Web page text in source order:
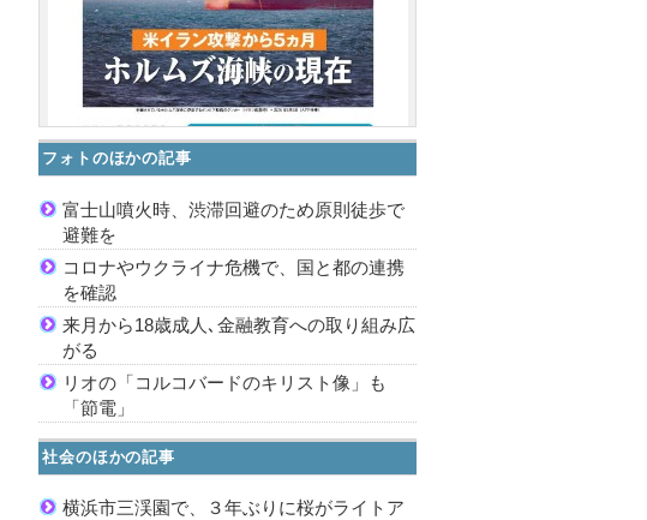
フォトのほかの記事
富士山噴火時、渋滞回避のため原則徒歩で
避難を
コロナやウクライナ危機で、国と都の連携
を確認
来月から18歳成人､金融教育への取り組み広
がる
リオの「コルコバードのキリスト像」も
「節電」
社会のほかの記事
横浜市三渓園で、３年ぶりに桜がライトア